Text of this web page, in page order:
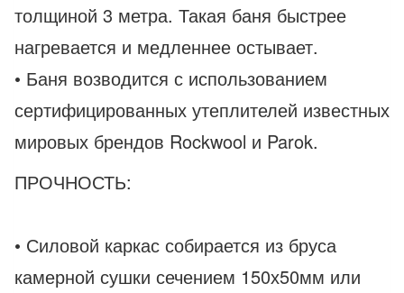
толщиной 3 метра. Такая баня быстрее
нагревается и медленнее остывает.
• Баня возводится с использованием
сертифицированных утеплителей известных
мировых брендов Rockwool и Parok.
ПРОЧНОСТЬ:
• Силовой каркас собирается из бруса
камерной сушки сечением 150х50мм или